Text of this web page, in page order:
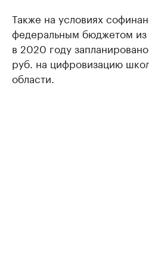
Также на условиях
федеральным бюджетом из
в 2020 году
руб. на цифровизацию
области.